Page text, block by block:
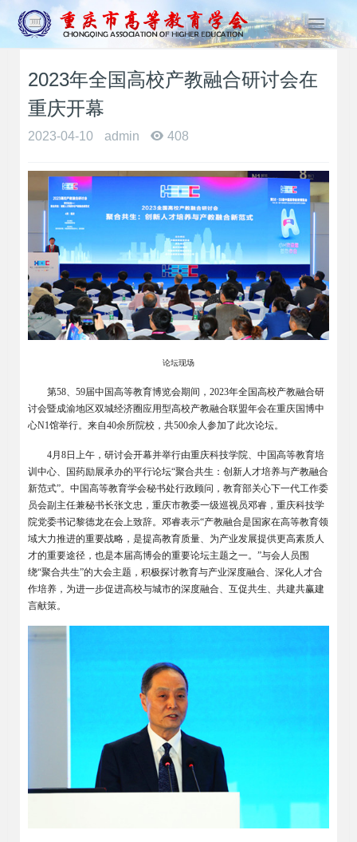
T
o
g
v
i
g
t
o
n
2023年全国高校产教融合研讨会在
重庆开幕
2023-04-10 admin 408
论坛现场
第58、59届中国高等教育博览会期间，2023年全国高校产教融合研
讨会暨成渝地区双城经济圈应用型高校产教融合联盟年会在重庆国博中
心N1馆举行。来自40余所院校，共500余人参加了此次论坛。
4月8日上午，研讨会开幕并举行由重庆科技学院、中国高等教育培
训中心、国药励展承办的平行论坛“聚合共生：创新人才培养与产教融合
新范式”。中国高等教育学会秘书处行政顾问，教育部关心下一代工作委
员会副主任兼秘书长张文忠，重庆市教委一级巡视员邓睿，重庆科技学
院党委书记黎德龙在会上致辞。邓睿表示“产教融合是国家在高等教育领
域大力推进的重要战略，是提高教育质量、为产业发展提供更高素质人
才的重要途径，也是本届高博会的重要论坛主题之一。”与会人员围
绕“聚合共生”的大会主题，积极探讨教育与产业深度融合、深化人才合
作培养，为进一步促进高校与城市的深度融合、互促共生、共建共赢建
言献策。